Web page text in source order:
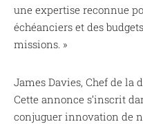
une expertise reconnue
échéanciers et des
missions. »
James Davies, Chef de la
Cette annonce s’inscrit
conjuguer innovation de